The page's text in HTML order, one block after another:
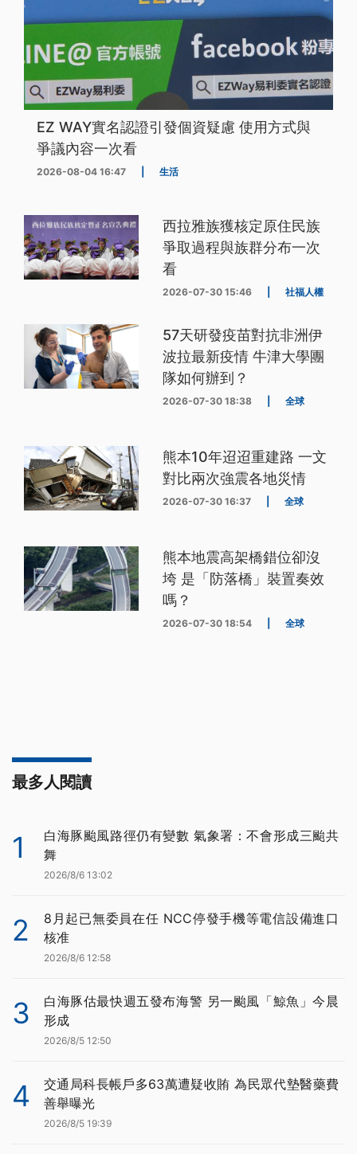
EZ WAY實名認證引發個資疑慮 使用方式與
爭議內容一次看
2026-08-04 16:47 生活
西拉雅族獲核定原住民族
爭取過程與族群分布一次
看
2026-07-30 15:46 社福人權
57天研發疫苗對抗非洲伊
波拉最新疫情 牛津大學團
隊如何辦到？
2026-07-30 18:38 全球
熊本10年迢迢重建路 一文
對比兩次強震各地災情
2026-07-30 16:37 全球
熊本地震高架橋錯位卻沒
垮 是「防落橋」裝置奏效
嗎？
2026-07-30 18:54 全球
最多人閱讀
1
白海豚颱風路徑仍有變數 氣象署：不會形成三颱共
舞
2026/8/6 13:02
2
8月起已無委員在任 NCC停發手機等電信設備進口
核准
2026/8/6 12:58
3
白海豚估最快週五發布海警 另一颱風「鯨魚」今晨
形成
2026/8/5 12:50
4
交通局科長帳戶多63萬遭疑收賄 為民眾代墊醫藥費
善舉曝光
2026/8/5 19:39